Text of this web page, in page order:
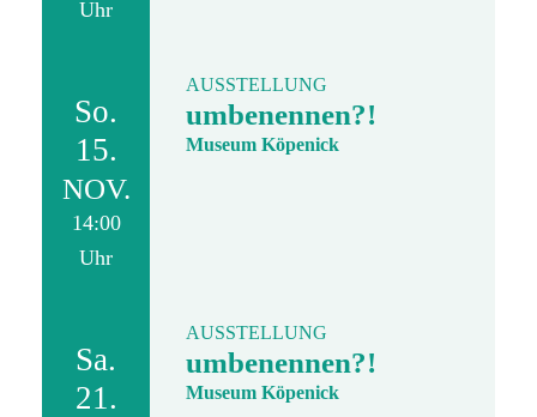
Uhr
So.
15.
NOV.
14:00
Uhr
AUSSTELLUNG
umbenennen?!
Museum Köpenick
Sa.
21.
AUSSTELLUNG
umbenennen?!
Museum Köpenick